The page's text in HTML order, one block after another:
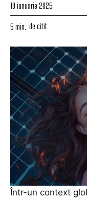
19 ianuarie 2025
5 min. de citit
Într-un context